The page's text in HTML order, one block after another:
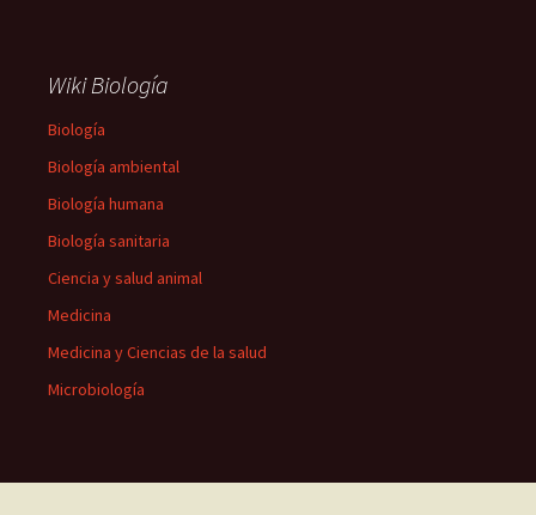
Wiki Biología
Biología
Biología ambiental
Biología humana
Biología sanitaria
Ciencia y salud animal
Medicina
Medicina y Ciencias de la salud
Microbiología